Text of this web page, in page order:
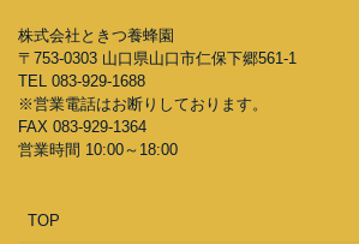
株式会社ときつ養蜂園
〒753-0303 山口県山口市仁保下郷561-1
TEL 083-929-1688
※営業電話はお断りしております。
FAX 083-929-1364
営業時間 10:00～18:00
TOP